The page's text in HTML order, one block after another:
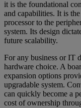
it is the foundational
and capabilities. It is
processor to the
system. Its design
future scalability.
For any business or IT
hardware choice. A
expansion options
upgradable system.
can quickly become a
cost of ownership